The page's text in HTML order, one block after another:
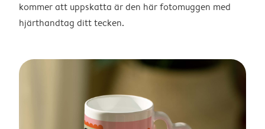
kommer att uppskatta är den här fotomuggen med
hjärthandtag ditt tecken.